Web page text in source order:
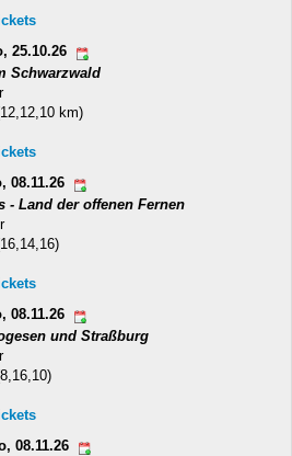
25.10.26
Schwarzwald
km)
08.11.26
- Land der offenen Fernen
08.11.26
und Straßburg
08.11.26